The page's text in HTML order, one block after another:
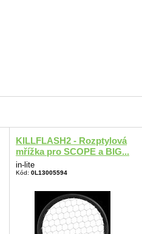
KILLFLASH2 - Rozptylová
mřížka pro SCOPE a BIG...
in-lite
Kód: 0L13005594